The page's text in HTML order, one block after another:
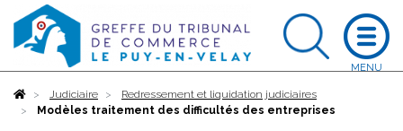
AccueilJudiciaire
Redressement et liquidation judiciaires
Modèles traitement des difficultés des entreprises